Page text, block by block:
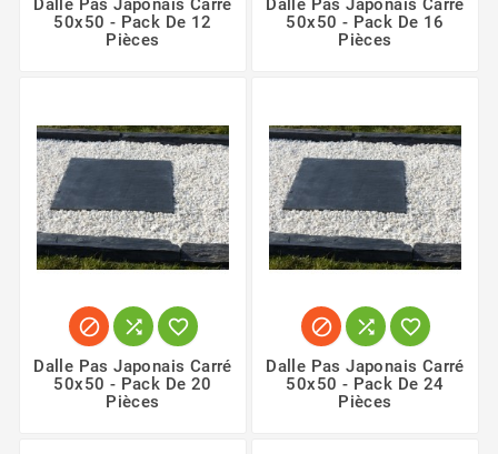
Dalle Pas Japonais Carré
50x50 - Pack De 12
Pièces
Dalle Pas Japonais Carré
50x50 - Pack De 16
Pièces
  
Dalle Pas Japonais Carré
50x50 - Pack De 20
Pièces
  
Dalle Pas Japonais Carré
50x50 - Pack De 24
Pièces